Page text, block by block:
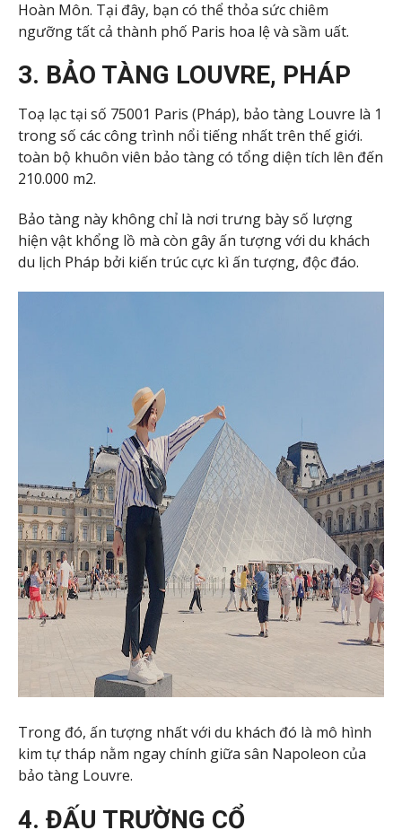
Hoàn Môn. Tại đây, bạn có thể thỏa sức chiêm
ngưỡng tất cả thành phố Paris hoa lệ và sầm uất.
3. BẢO TÀNG LOUVRE, PHÁP
Toạ lạc tại số 75001 Paris (Pháp), bảo tàng Louvre là 1
trong số các công trình nổi tiếng nhất trên thế giới.
toàn bộ khuôn viên bảo tàng có tổng diện tích lên đến
210.000 m2.
Bảo tàng này không chỉ là nơi trưng bày số lượng
hiện vật khổng lồ mà còn gây ấn tượng với du khách
du lịch Pháp bởi kiến trúc cực kì ấn tượng, độc đáo.
Trong đó, ấn tượng nhất với du khách đó là mô hình
kim tự tháp nằm ngay chính giữa sân Napoleon của
bảo tàng Louvre.
4. ĐẤU TRƯỜNG CỔ